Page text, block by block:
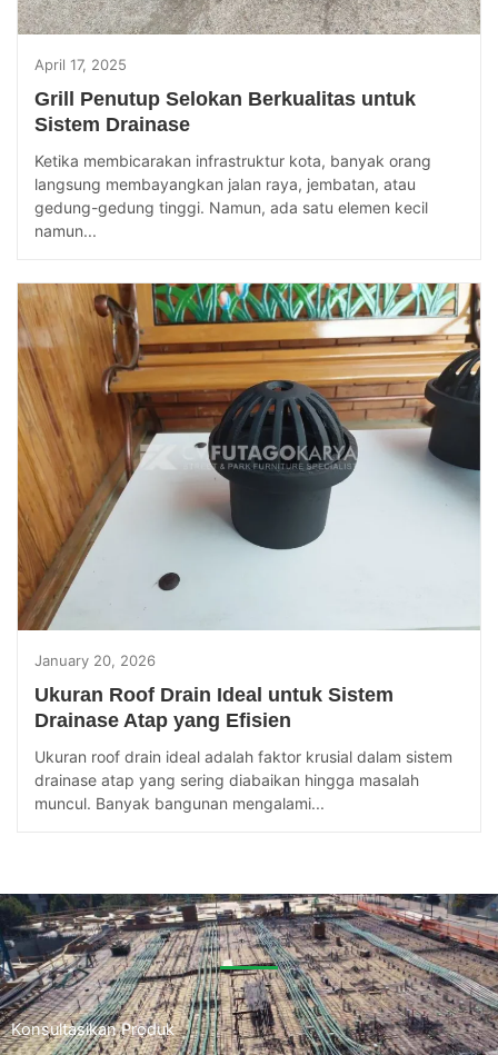
April 17, 2025
Grill Penutup Selokan Berkualitas untuk
Sistem Drainase
Ketika membicarakan infrastruktur kota, banyak orang
langsung membayangkan jalan raya, jembatan, atau
gedung-gedung tinggi. Namun, ada satu elemen kecil
namun...
January 20, 2026
Ukuran Roof Drain Ideal untuk Sistem
Drainase Atap yang Efisien
Ukuran roof drain ideal adalah faktor krusial dalam sistem
drainase atap yang sering diabaikan hingga masalah
muncul. Banyak bangunan mengalami...
Konsultasikan Produk